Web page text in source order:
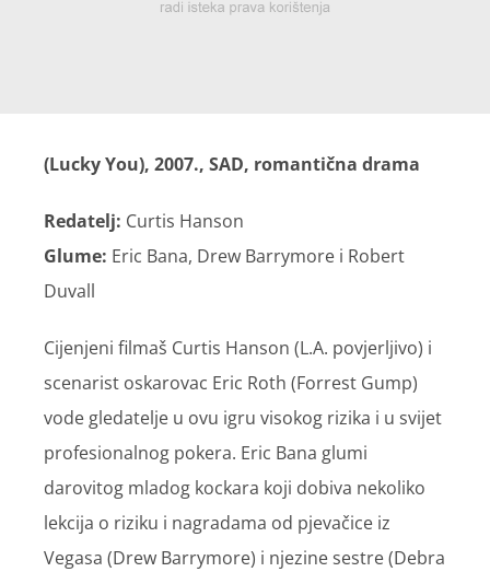
(Lucky You), 2007., SAD, romantična drama
Redatelj: Curtis Hanson
Glume: Eric Bana, Drew Barrymore i Robert
Duvall
Cijenjeni filmaš Curtis Hanson (L.A. povjerljivo) i
scenarist oskarovac Eric Roth (Forrest Gump)
vode gledatelje u ovu igru visokog rizika i u svijet
profesionalnog pokera. Eric Bana glumi
darovitog mladog kockara koji dobiva nekoliko
lekcija o riziku i nagradama od pjevačice iz
Vegasa (Drew Barrymore) i njezine sestre (Debra